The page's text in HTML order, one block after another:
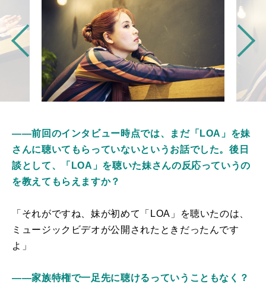
――前回のインタビュー時点では、まだ「LOA」を妹
さんに聴いてもらっていないというお話でした。後日
談として、「LOA」を聴いた妹さんの反応っていうの
を教えてもらえますか？
「それがですね、妹が初めて「LOA」を聴いたのは、
ミュージックビデオが公開されたときだったんです
よ」
――家族特権で一足先に聴けるっていうこともなく？